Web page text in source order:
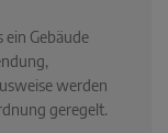
ein Gebäude
werden
geregelt.